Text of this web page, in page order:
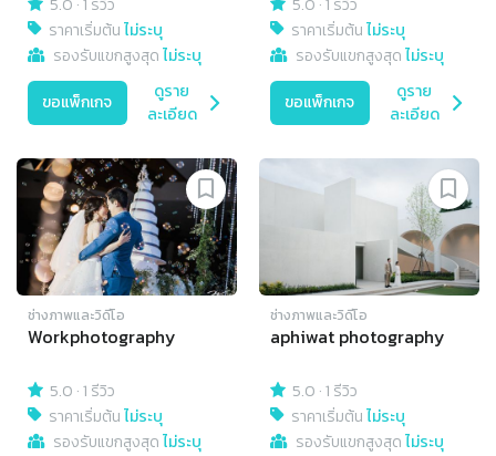
5.0 ·1 รีวิว
ราคาเริ่มต้นไม่ระบุ
รองรับแขกสูงสุดไม่ระบุ
ขอแพ็กเกจ
ดูราย
ละเอียด
5.0 ·1 รีวิว
ราคาเริ่มต้นไม่ระบุ
รองรับแขกสูงสุดไม่ระบุ
ขอแพ็กเกจ
ดูราย
ละเอียด
ช่างภาพและวิดีโอ
Workphotography
5.0 ·1 รีวิว
ราคาเริ่มต้นไม่ระบุ
รองรับแขกสูงสุดไม่ระบุ
ช่างภาพและวิดีโอ
aphiwat photography
5.0 ·1 รีวิว
ราคาเริ่มต้นไม่ระบุ
รองรับแขกสูงสุดไม่ระบุ